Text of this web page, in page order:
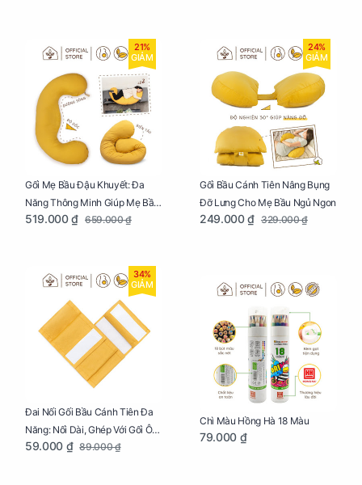
21%
GIẢM
Gối Mẹ Bầu Đậu Khuyết: Đa
Năng Thông Minh Giúp Mẹ Bầu
Ngủ Ngon, Cho Bé Bú Sau Sinh
519.000 ₫ 659.000 ₫
24%
GIẢM
Gối Bầu Cánh Tiên Nâng Bụng
Đỡ Lưng Cho Mẹ Bầu Ngủ Ngon
249.000 ₫ 329.000 ₫
34%
GIẢM
Đai Nối Gối Bầu Cánh Tiên Đa
Năng: Nối Dài, Ghép Với Gối Ôm
Dễ Dàng
59.000 ₫ 89.000 ₫
Chì Màu Hồng Hà 18 Màu
79.000 ₫